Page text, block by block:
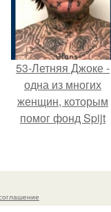
53-Летняя Джоке -
одна из многих
женщин, которым
помог фонд Spijt
Роттердаме.